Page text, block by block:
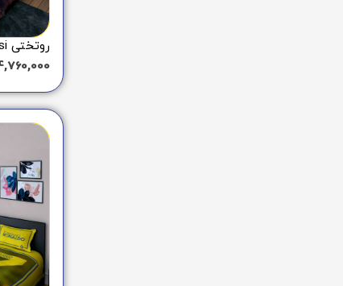
روتختی Messi پاریسن ژرمن کد BD612